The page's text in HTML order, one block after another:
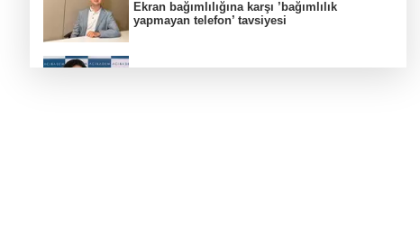
Ekran bağımlılığına karşı ’bağımlılık
yapmayan telefon’ tavsiyesi